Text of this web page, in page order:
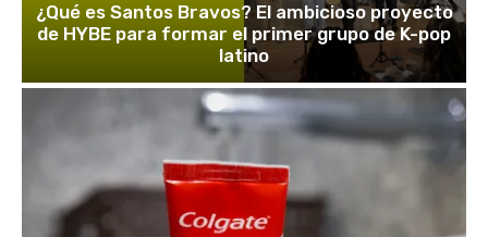
¿Qué es Santos Bravos? El ambicioso proyecto
de HYBE para formar el primer grupo de K-pop
latino